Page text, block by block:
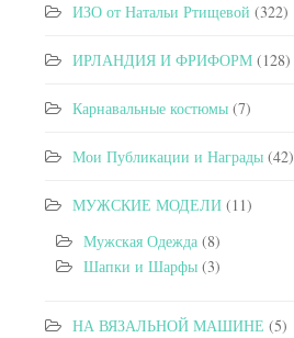
ИЗО от Натальи Ртищевой (322)
ИРЛАНДИЯ И ФРИФОРМ (128)
Карнавальные костюмы (7)
Мои Публикации и Награды (42)
МУЖСКИЕ МОДЕЛИ (11)
Мужская Одежда (8)
Шапки и Шарфы (3)
НА ВЯЗАЛЬНОЙ МАШИНЕ (5)